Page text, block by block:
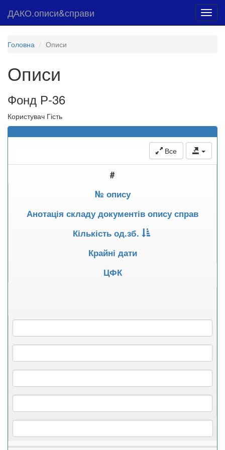
ДАКО.описи&справи
Головна Описи
Описи
Фонд Р-36
Користувач Гість
Все
#
№ опису
Анотація складу документів опису справ
Кількість од.зб.
Крайні дати
ЦФК